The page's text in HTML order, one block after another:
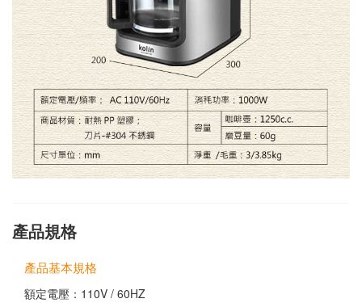
產品規格
產品基本規格
額定電壓：110V / 60HZ